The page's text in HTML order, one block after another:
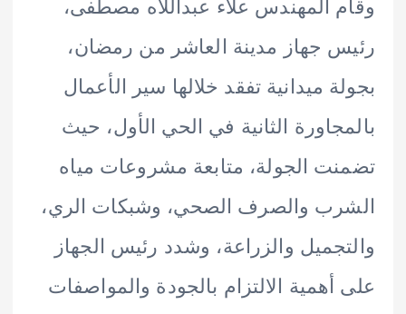
المهندس علاء عبداللاه مصطفى،
جهاز مدينة العاشر من رمضان،
ميدانية تفقد خلالها سير الأعمال
الثانية في الحي الأول، حيث
الجولة، متابعة مشروعات مياه
والصرف الصحي، وشبكات الري،
والزراعة، وشدد رئيس الجهاز
الالتزام بالجودة والمواصفات